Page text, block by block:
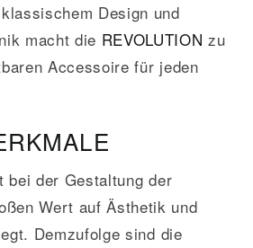
Design und
macht die REVOLUTION zu
Accessoire für jeden
bei der Gestaltung der
Wert auf Ästhetik und
Demzufolge sind die